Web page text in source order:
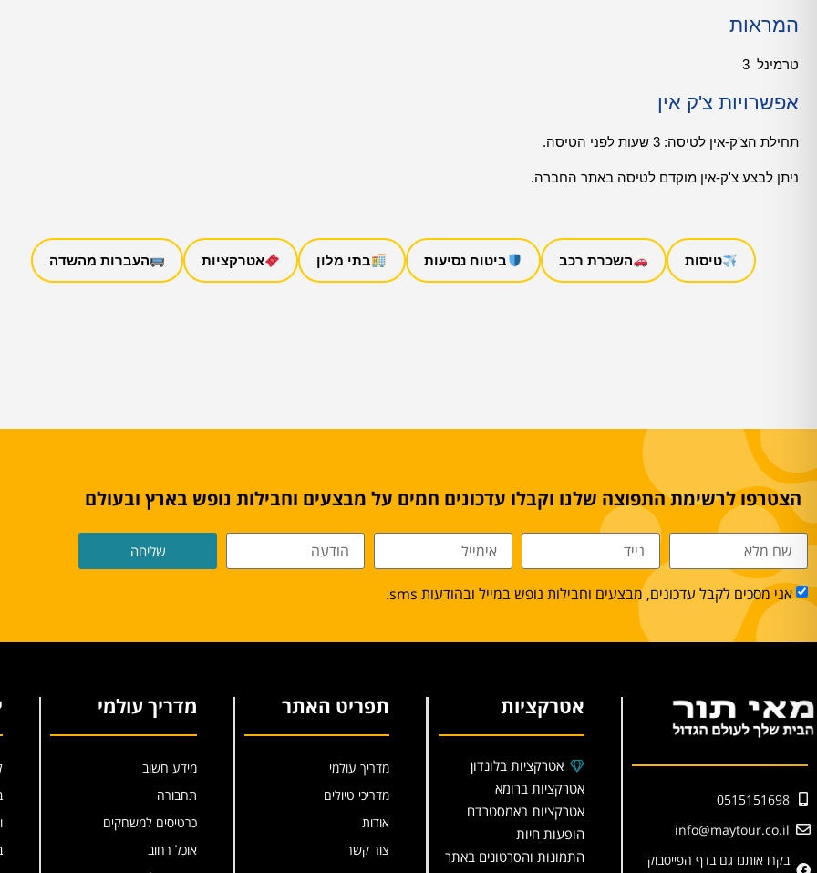
המראות
טרמינל 3
אפשרויות צ'ק אין
תחילת הצ'ק-אין לטיסה: 3 שעות לפני הטיסה.
ניתן לבצע צ'ק-אין מוקדם לטיסה באתר החברה.
טיסות השכרת רכב ביטוח נסיעות בתי מלון אטרקציות העברות מהשדה
הצטרפו לרשימת התפוצה שלנו וקבלו עדכונים חמים על מבצעים וחבילות נופש בארץ ובעולם
אני מסכים לקבל עדכונים, מבצעים וחבילות נופש במייל ובהודעות sms.
שליחה
0515151698
info@maytour.co.il
בקרו אותנו גם בדף הפייסבוק
אטרקציות
אטרקציות בלונדון
אטרקציות ברומא
אטרקציות באמסטרדם
הופעות חיות
התמונות והסרטונים באתר
תפריט האתר
מדריך עולמי
מדריכי טיולים
אודות
צור קשר
מדריך עולמי
מידע חשוב
תחבורה
כרטיסים למשחקים
אוכל רחוב